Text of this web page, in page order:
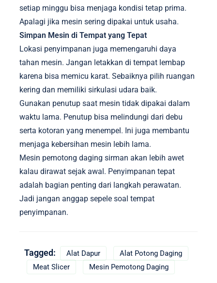
setiap minggu bisa menjaga kondisi tetap prima.
Apalagi jika mesin sering dipakai untuk usaha.
Simpan Mesin di Tempat yang Tepat
Lokasi penyimpanan juga memengaruhi daya
tahan mesin. Jangan letakkan di tempat lembap
karena bisa memicu karat. Sebaiknya pilih ruangan
kering dan memiliki sirkulasi udara baik.
Gunakan penutup saat mesin tidak dipakai dalam
waktu lama. Penutup bisa melindungi dari debu
serta kotoran yang menempel. Ini juga membantu
menjaga kebersihan mesin lebih lama.
Mesin pemotong daging sirman akan lebih awet
kalau dirawat sejak awal. Penyimpanan tepat
adalah bagian penting dari langkah perawatan.
Jadi jangan anggap sepele soal tempat
penyimpanan.
Tagged: Alat Dapur
Alat Potong Daging
Meat Slicer
Mesin Pemotong Daging